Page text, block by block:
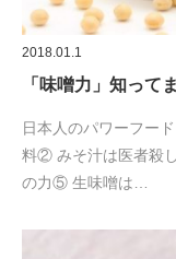
2018.01.1
「味噌力」知って
日本人のパワーフー
料② みそ汁は医者殺
の力⑤ 生味噌は…